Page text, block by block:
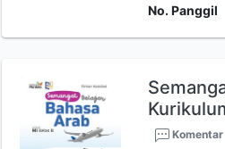
No. Panggil
Komentar